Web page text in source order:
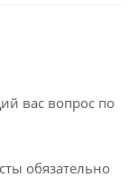
вас вопрос по
обязательно